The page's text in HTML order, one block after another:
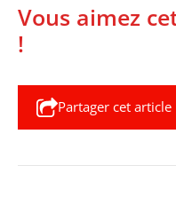
Vous aimez
!
Partager cet article